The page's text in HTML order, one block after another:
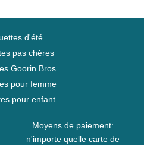
d'été
pas chères
Goorin Bros
pour femme
pour enfant
Moyens de paiement:
n'importe quelle carte de